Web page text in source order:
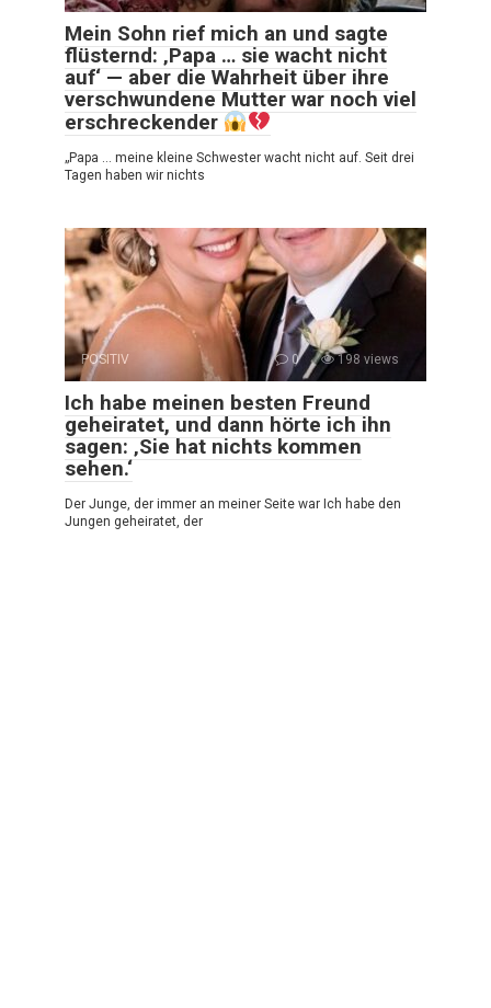
Mein Sohn rief mich an und sagte
flüsternd: ‚Papa … sie wacht nicht
auf‘ — aber die Wahrheit über ihre
verschwundene Mutter war noch viel
erschreckender
„Papa … meine kleine Schwester wacht nicht auf. Seit drei
Tagen haben wir nichts
POSITIV 0 198 views
Ich habe meinen besten Freund
geheiratet, und dann hörte ich ihn
sagen: ‚Sie hat nichts kommen
sehen.‘
Der Junge, der immer an meiner Seite war Ich habe den
Jungen geheiratet, der